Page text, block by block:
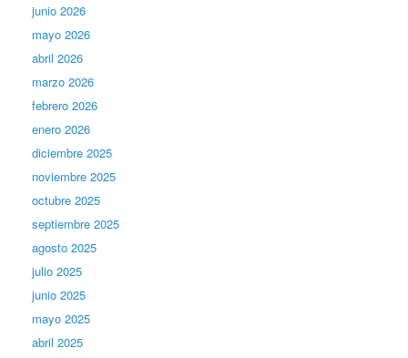
junio 2026
mayo 2026
abril 2026
marzo 2026
febrero 2026
enero 2026
diciembre 2025
noviembre 2025
octubre 2025
septiembre 2025
agosto 2025
julio 2025
junio 2025
mayo 2025
abril 2025